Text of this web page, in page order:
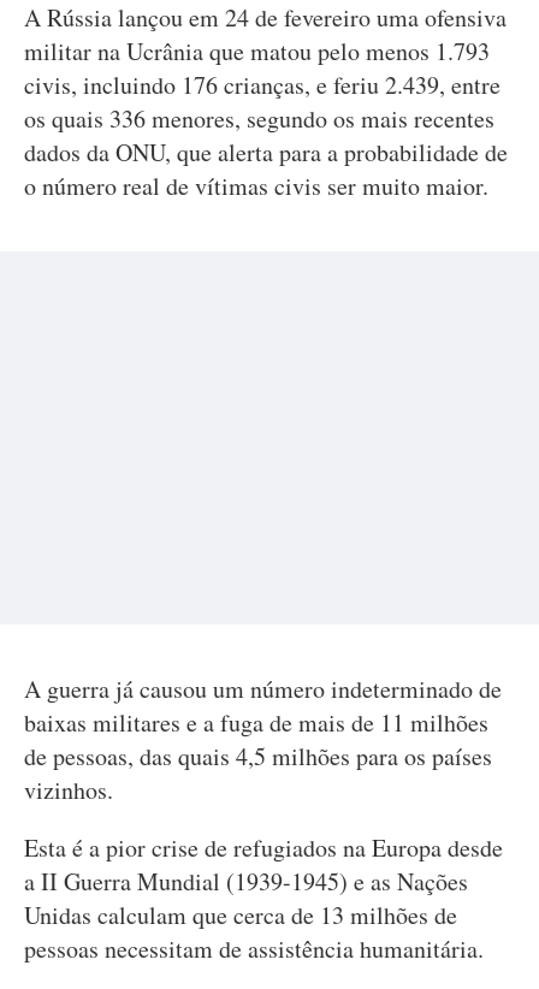
A Rússia lançou em 24 de fevereiro uma ofensiva
militar na Ucrânia que matou pelo menos 1.793
civis, incluindo 176 crianças, e feriu 2.439, entre
os quais 336 menores, segundo os mais recentes
dados da ONU, que alerta para a probabilidade de
o número real de vítimas civis ser muito maior.
A guerra já causou um número indeterminado de
baixas militares e a fuga de mais de 11 milhões
de pessoas, das quais 4,5 milhões para os países
vizinhos.
Esta é a pior crise de refugiados na Europa desde
a II Guerra Mundial (1939-1945) e as Nações
Unidas calculam que cerca de 13 milhões de
pessoas necessitam de assistência humanitária.